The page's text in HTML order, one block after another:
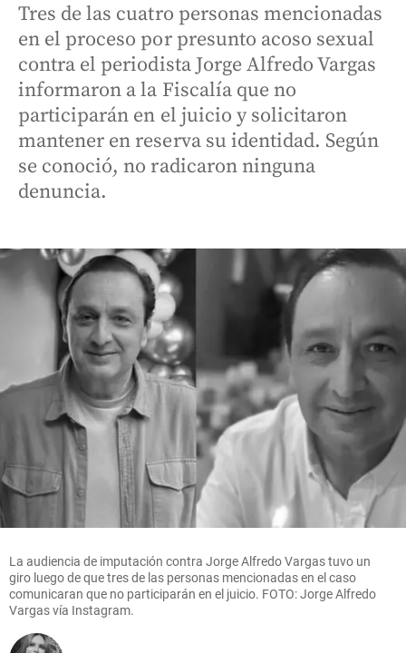
Tres de las cuatro personas mencionadas
en el proceso por presunto acoso sexual
contra el periodista Jorge Alfredo Vargas
informaron a la Fiscalía que no
participarán en el juicio y solicitaron
mantener en reserva su identidad. Según
se conoció, no radicaron ninguna
denuncia.
La audiencia de imputación contra Jorge Alfredo Vargas tuvo un
giro luego de que tres de las personas mencionadas en el caso
comunicaran que no participarán en el juicio. FOTO: Jorge Alfredo
Vargas vía Instagram.